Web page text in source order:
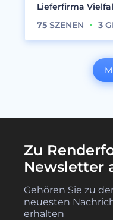
Lieferfirma
75 SZENEN 3
Zu
Newsletter
Gehören Sie zu
neuesten
erhalten